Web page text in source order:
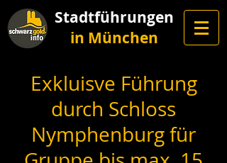
Stadtführungen
in München
Exkluisve Führung
durch Schloss
Nymphenburg für